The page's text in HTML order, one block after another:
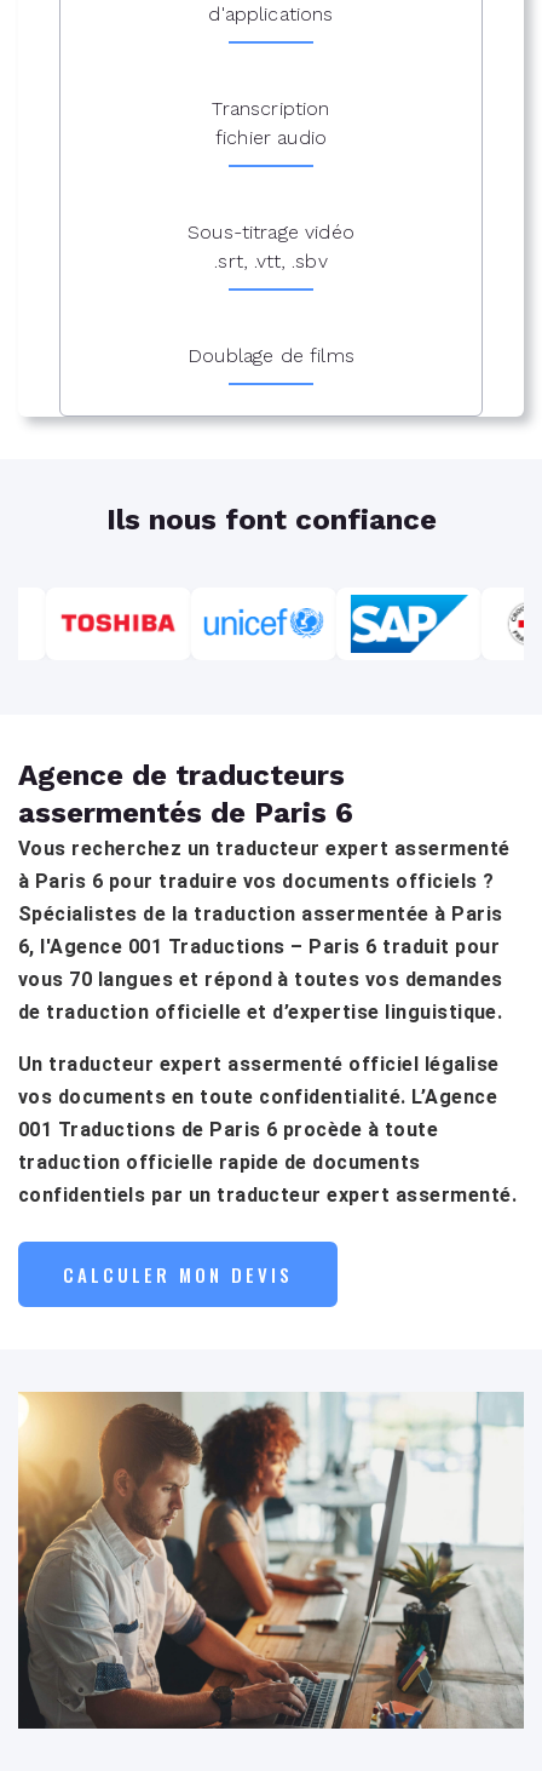
d'applications
Transcription
fichier audio
Sous-titrage vidéo
.srt, .vtt, .sbv
Doublage de films
Ils nous font confiance
Agence de traducteurs
assermentés de Paris 6
Vous recherchez un traducteur expert assermenté
à Paris 6 pour traduire vos documents officiels ?
Spécialistes de la traduction assermentée à Paris
6, l'Agence 001 Traductions – Paris 6 traduit pour
vous 70 langues et répond à toutes vos demandes
de traduction officielle et d’expertise linguistique.
Un traducteur expert assermenté officiel légalise
vos documents en toute confidentialité. L’Agence
001 Traductions de Paris 6 procède à toute
traduction officielle rapide de documents
confidentiels par un traducteur expert assermenté.
CALCULER MON DEVIS